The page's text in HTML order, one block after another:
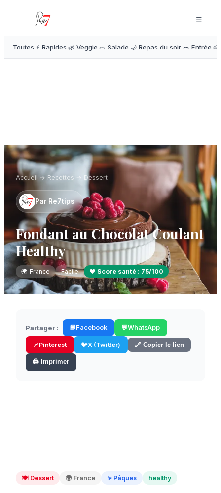
☰
Toutes ⚡ Rapides 🌿 Veggie 🥗 Salade 🌙 Repas du soir 🥗 Entrée
Accueil → Recettes → Dessert
Par Re7tips
Fondant au Chocolat Coulant
Healthy
🌍France Facile ❤️ Score santé : 75/100
Partager : 📘 Facebook 💬WhatsApp
📌Pinterest 🐦X (Twitter) 🔗 Copier le lien
🖨️ Imprimer
🍽️ Dessert 🌍 France ✨ Pâques healthy